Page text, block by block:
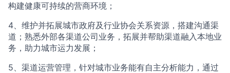
构建健康可持续的营商环境；
4、维护并拓展城市政府及行业协会关系资源，搭建沟通渠
道；熟悉外部各渠道公司业务，拓展并帮助渠道融入本地业
务，助力城市运力发展；
5、渠道运营管理，针对城市业务能有自主分析能力，通过